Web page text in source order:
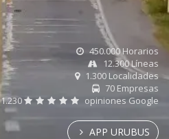
450.000 Horarios
12.300 Líneas
1.300 Localidades
70 Empresas
1.230
opiniones Google
APP URUBUS